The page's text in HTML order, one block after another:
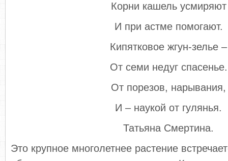
Корни кашель усмиряют
И при астме помогают.
Кипятковое жгун-зелье –
От семи недуг спасенье.
От порезов, нарывания,
И – наукой от гулянья.
Татьяна Смертина.
Это крупное многолетнее растение